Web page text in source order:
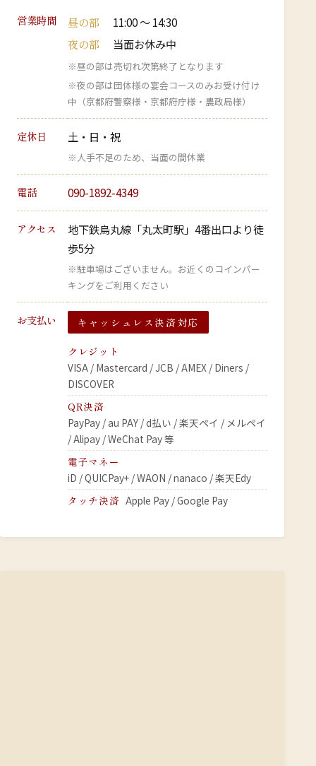
営業時間 昼の部
11:00 〜 14:30
夜の部
当面お休み中
※昼の部は売切れ次第終了となります
※夜の部は団体様の宴会コースのみお受け付け
中（京都府警察様・京都府庁様・農政局様）
定休日 土・日・祝
※人手不足のため、当面の間休業
電話 090-1892-4349
アクセス
地下鉄烏丸線「丸太町駅」4番出口より徒
歩5分
※駐車場はございません。お近くのコインパー
キングをご利用ください
お支払い キャッシュレス決済対応
クレジット
VISA / Mastercard / JCB / AMEX / Diners /
DISCOVER
QR決済
PayPay / au PAY / d払い / 楽天ペイ / メルペイ
/ Alipay / WeChat Pay 等
電子マネー
iD / QUICPay+ / WAON / nanaco / 楽天Edy
タッチ決済 Apple Pay / Google Pay